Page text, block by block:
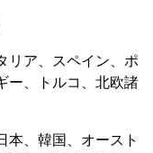
リア、スペイン、ポ
ー、トルコ、北欧諸
本、韓国、オースト